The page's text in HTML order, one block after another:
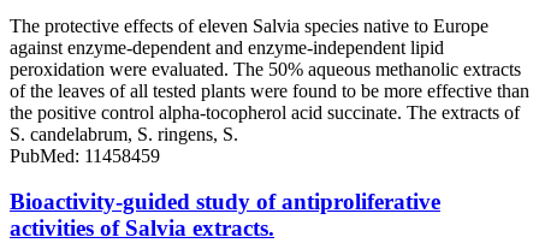
The protective effects of eleven Salvia species native to Europe
against enzyme-dependent and enzyme-independent lipid
peroxidation were evaluated. The 50% aqueous methanolic extracts
of the leaves of all tested plants were found to be more effective than
the positive control alpha-tocopherol acid succinate. The extracts of
S. candelabrum, S. ringens, S.
PubMed: 11458459
Bioactivity-guided study of antiproliferative
activities of Salvia extracts.